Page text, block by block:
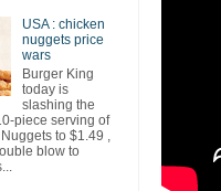
USA : chicken
nuggets price
wars
Burger King
today is
slashing the
piece serving of
to $1.49 ,
blow to